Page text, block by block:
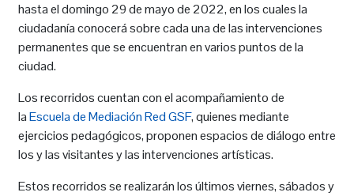
hasta el domingo 29 de mayo de 2022, en los cuales la
ciudadanía conocerá sobre cada una de las intervenciones
permanentes que se encuentran en varios puntos de la
ciudad.
Los recorridos cuentan con el acompañamiento de
laEscuela de Mediación Red GSF, quienes mediante
ejercicios pedagógicos, proponen espacios de diálogo entre
los y las visitantes y las intervenciones artísticas.
Estos recorridos se realizarán los últimos viernes, sábados y